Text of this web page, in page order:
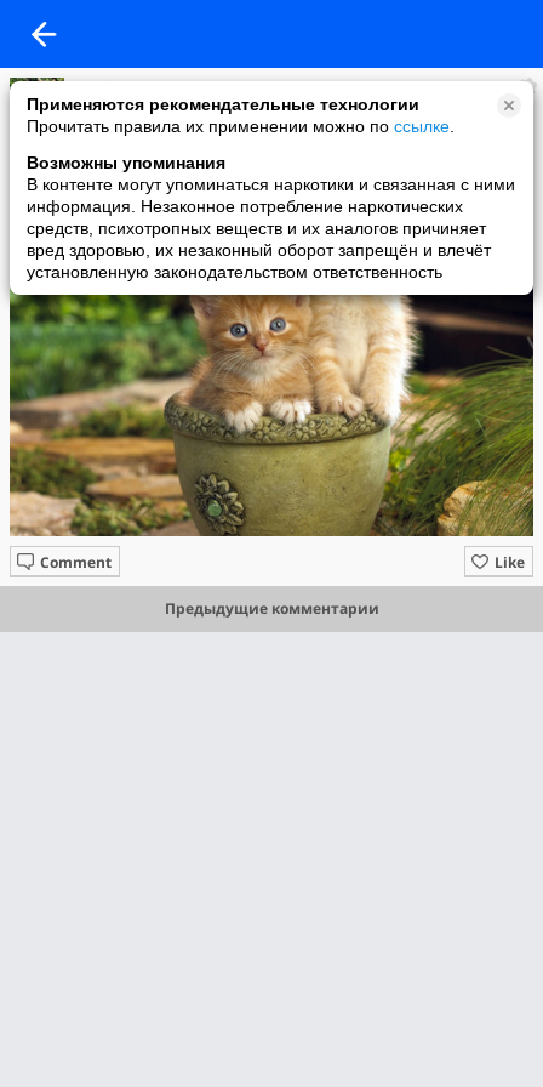
Применяются рекомендательные технологии
Прочитать правила их применении можно по ссылке
Возможны упоминания
В контенте могут упоминаться наркотики и связанная с ними
информация. Незаконное потребление наркотических
средств, психотропных веществ и их аналогов причиняет
вред здоровью, их незаконный оборот запрещён и влечёт
установленную законодательством ответственность
Katrin
added a photo
25 Dec в 13:36
Like
Comment
Предыдущие комментарии